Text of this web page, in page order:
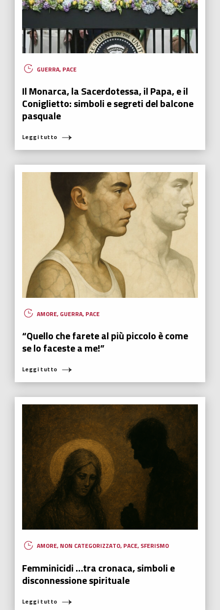
GUERRA, PACE
Il Monarca, la Sacerdotessa, il Papa, e il
Coniglietto: simboli e segreti del balcone
pasquale
Leggi tutto
AMORE, GUERRA, PACE
“Quello che farete al più piccolo è come
se lo faceste a me!”
Leggi tutto
AMORE, NON CATEGORIZZATO, PACE, SFERISMO
Femminicidi …tra cronaca, simboli e
disconnessione spirituale
Leggi tutto